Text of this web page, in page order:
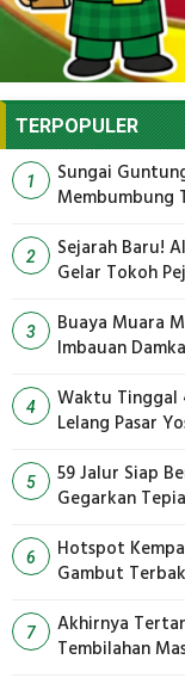
TERPOPULER
1
Sungai
Membumbung
2
Sejarah Baru!
Gelar Tokoh
3
Buaya Muara
Imbauan
4
Waktu Tinggal
Lelang Pasar
5
59 Jalur Siap
Gegarkan
6
Hotspot
Gambut
7
Akhirnya
Tembilahan